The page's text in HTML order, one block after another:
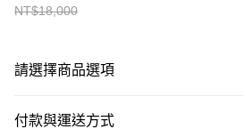
NT$18,000
請選擇商品選項
付款與運送方式